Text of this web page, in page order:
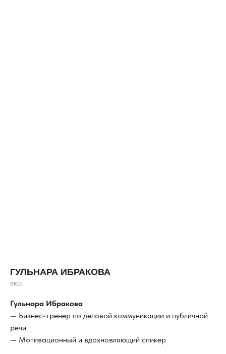
ГУЛЬНАРА ИБРАКОВА
SKU:
Гульнара Ибракова
— Бизнес-тренер по деловой коммуникации и публичной
речи
— Мотивационный и вдохновляющий спикер